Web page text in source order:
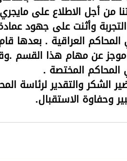
من أجل الاطلاع على
وأثنت على جهود
العراقية . بعدها
عن مهام هذا القسم
المحاكم المختصة .
الشكر والتقدير لرئاسة
وحفاوة الاستقبال.